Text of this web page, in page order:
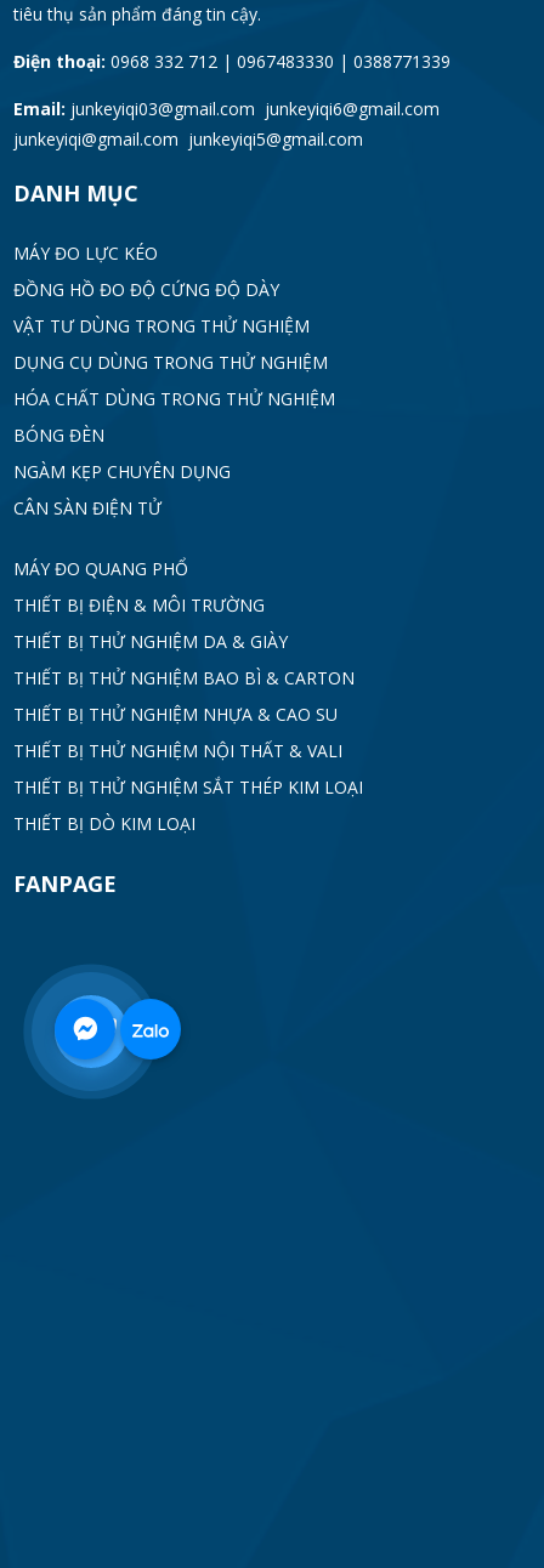
tiêu thụ sản phẩm đáng tin cậy.
Điện thoại: 0968 332 712 | 0967483330 | 0388771339
Email: junkeyiqi03@gmail.com junkeyiqi6@gmail.com
junkeyiqi@gmail.com junkeyiqi5@gmail.com
DANH MỤC
MÁY ĐO LỰC KÉO
ĐỒNG HỒ ĐO ĐỘ CỨNG ĐỘ DÀY
VẬT TƯ DÙNG TRONG THỬ NGHIỆM
DỤNG CỤ DÙNG TRONG THỬ NGHIỆM
HÓA CHẤT DÙNG TRONG THỬ NGHIỆM
BÓNG ĐÈN
NGÀM KẸP CHUYÊN DỤNG
CÂN SÀN ĐIỆN TỬ
MÁY ĐO QUANG PHỔ
THIẾT BỊ ĐIỆN & MÔI TRƯỜNG
THIẾT BỊ THỬ NGHIỆM DA & GIÀY
THIẾT BỊ THỬ NGHIỆM BAO BÌ & CARTON
THIẾT BỊ THỬ NGHIỆM NHỰA & CAO SU
THIẾT BỊ THỬ NGHIỆM NỘI THẤT & VALI
THIẾT BỊ THỬ NGHIỆM SẮT THÉP KIM LOẠI
THIẾT BỊ DÒ KIM LOẠI
FANPAGE
0968
332